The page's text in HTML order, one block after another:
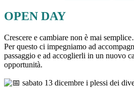
OPEN DAY
Crescere e cambiare non è mai
Per questo ci impegniamo ad
passaggio e ad accoglierli in un nuovo
opportunità.
sabato 13 dicembre i plessi dei